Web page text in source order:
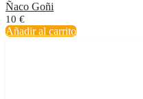
Ñaco Goñi
10 €
Añadir al carrito